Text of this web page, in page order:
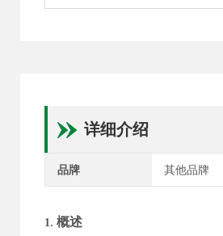
详细介绍
品牌 其他品牌
1. 概述